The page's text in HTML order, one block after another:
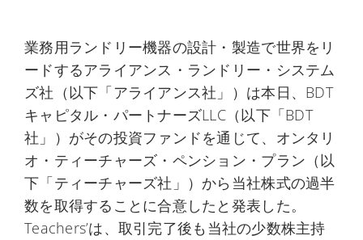
業務用ランドリー機器の設計・製造で世界をリ
ードするアライアンス・ランドリー・システム
ズ社（以下「アライアンス社」）は本日、BDT
キャピタル・パートナーズLLC（以下「BDT
社」）がその投資ファンドを通じて、オンタリ
オ・ティーチャーズ・ペンション・プラン（以
下「ティーチャーズ社」）から当社株式の過半
数を取得することに合意したと発表した。
Teachers’は、取引完了後も当社の少数株主持